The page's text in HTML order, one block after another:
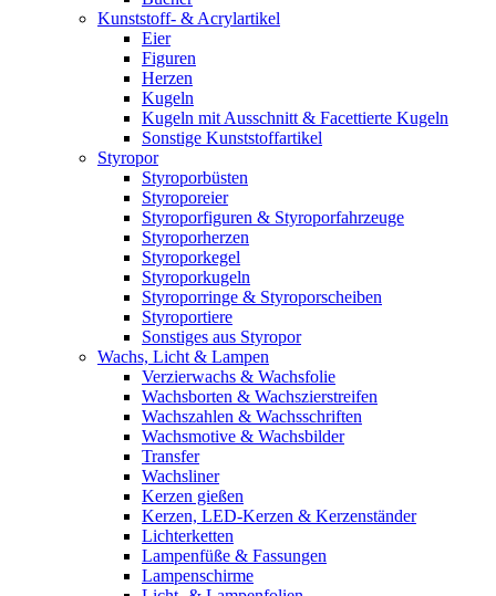
Kunststoff- & Acrylartikel
Eier
Figuren
Herzen
Kugeln
Kugeln mit Ausschnitt & Facettierte Kugeln
Sonstige Kunststoffartikel
Styropor
Styroporbüsten
Styroporeier
Styroporfiguren & Styroporfahrzeuge
Styroporherzen
Styroporkegel
Styroporkugeln
Styroporringe & Styroporscheiben
Styroportiere
Sonstiges aus Styropor
Wachs, Licht & Lampen
Verzierwachs & Wachsfolie
Wachsborten & Wachszierstreifen
Wachszahlen & Wachsschriften
Wachsmotive & Wachsbilder
Transfer
Wachsliner
Kerzen gießen
Kerzen, LED-Kerzen & Kerzenständer
Lichterketten
Lampenfüße & Fassungen
Lampenschirme